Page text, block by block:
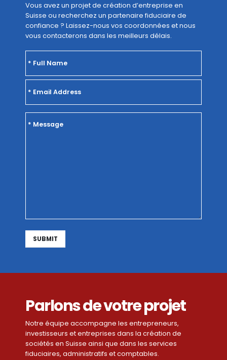
Vous avez un projet de création d’entreprise en
Suisse ou recherchez un partenaire fiduciaire de
confiance ? Laissez-nous vos coordonnées et nous
vous contacterons dans les meilleurs délais.
Parlons de votre projet
Notre équipe accompagne les entrepreneurs,
investisseurs et entreprises dans la création de
sociétés en Suisse ainsi que dans les services
fiduciaires, administratifs et comptables.